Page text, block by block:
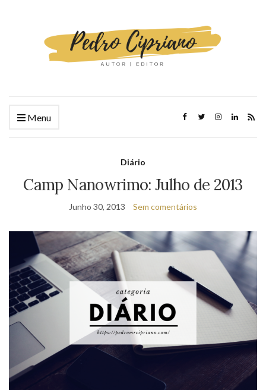
Menu
Diário
Camp Nanowrimo: Julho de 2013
Junho 30, 2013 Sem comentários